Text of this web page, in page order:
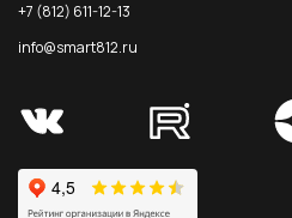
+7 (812) 611-12-13
info@smart812.ru